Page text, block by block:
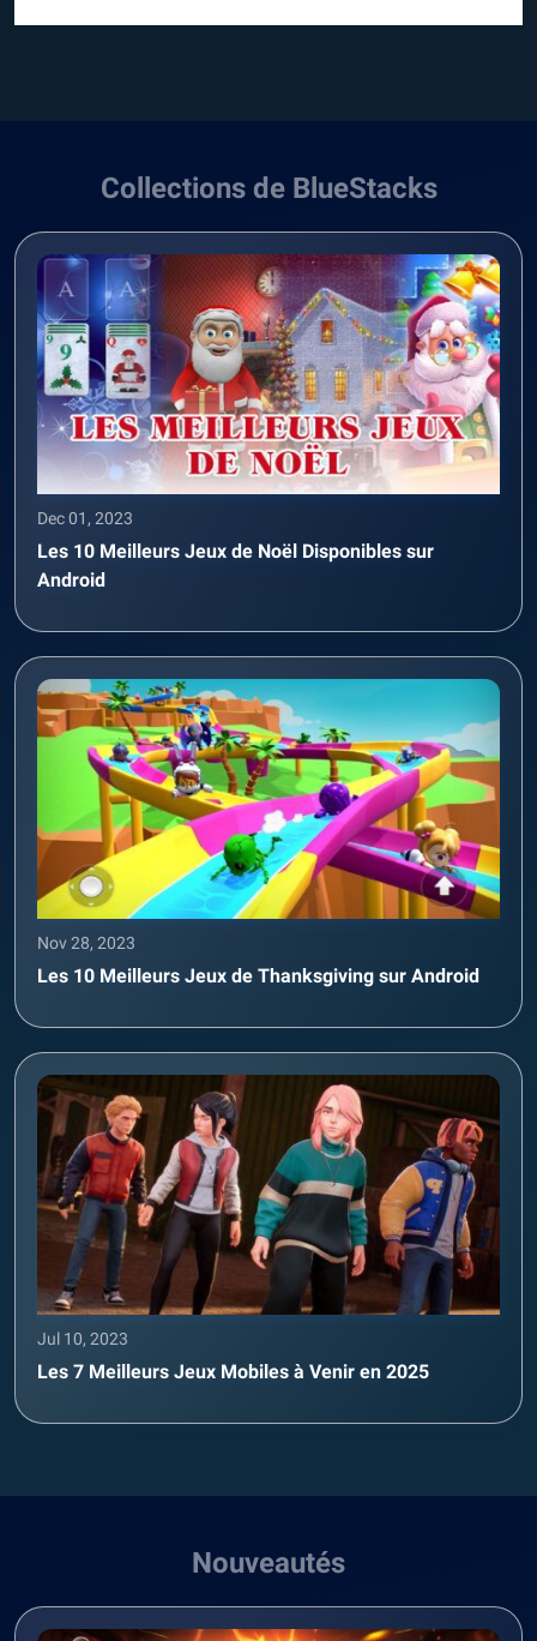
Collections de BlueStacks
Dec 01, 2023
Les 10 Meilleurs Jeux de Noël Disponibles sur
Android
Nov 28, 2023
Les 10 Meilleurs Jeux de Thanksgiving sur Android
Jul 10, 2023
Les 7 Meilleurs Jeux Mobiles à Venir en 2025
Nouveautés